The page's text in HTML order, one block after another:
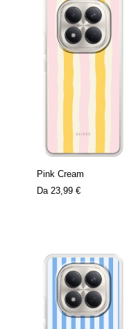
Pink Cream
Da 23,99 €